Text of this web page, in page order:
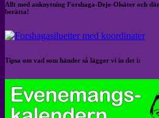
Allt med anknytning Forshaga-Deje-Olsäter och
berätta!
Tipsa om vad som händer så lägger vi in det i: